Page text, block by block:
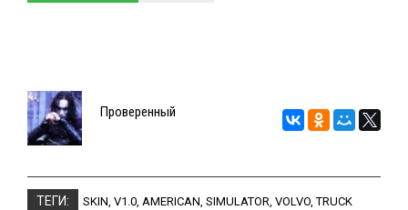
Проверенный
ТЕГИ: SKIN, V1.0, AMERICAN, SIMULATOR, VOLVO,TRUCK